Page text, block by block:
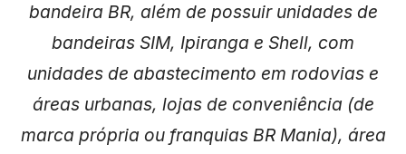
bandeira BR, além de possuir unidades de
bandeiras SIM, Ipiranga e Shell, com
unidades de abastecimento em rodovias e
áreas urbanas, lojas de conveniência (de
marca própria ou franquias BR Mania), área